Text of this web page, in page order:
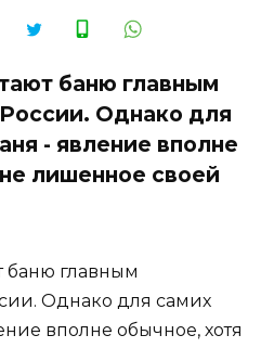
баню главным
Однако для
- явление вполне
лишенное своей
баню главным
Однако для самих
вполне обычное, хотя